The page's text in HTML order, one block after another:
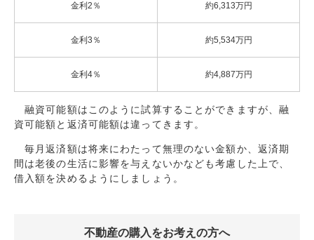
金利2％ 約6,313万円
金利3％ 約5,534万円
金利4％ 約4,887万円
融資可能額はこのように試算することができますが、融
資可能額と返済可能額は違ってきます。
毎月返済額は将来にわたって無理のない金額か、返済期
間は老後の生活に影響を与えないかなども考慮した上で、
借入額を決めるようにしましょう。
不動産の購入をお考えの方へ